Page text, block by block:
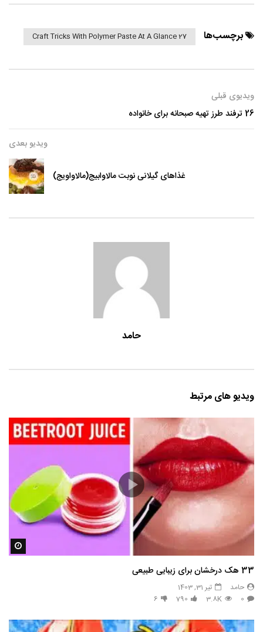
برچسب‌ها 27 Craft Tricks With Polymer Paste At A Glance
ویدیوی قبلی
26 ترفند طرز تهیه صبحانه برای خانواده
ویدیو بعدی
غذاهای گیلانی نوبت مالاوابیج(مالاواویج)
حامد
ویدیو های مرتبط
33 هک درخشان برای زیبایی طبیعی
حامد
تیر 31, 1403
0
3.8K
790
6